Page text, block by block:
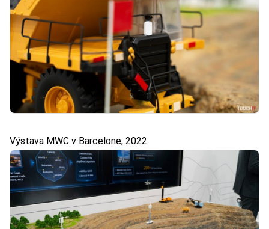
Výstava MWC v Barcelone, 2022